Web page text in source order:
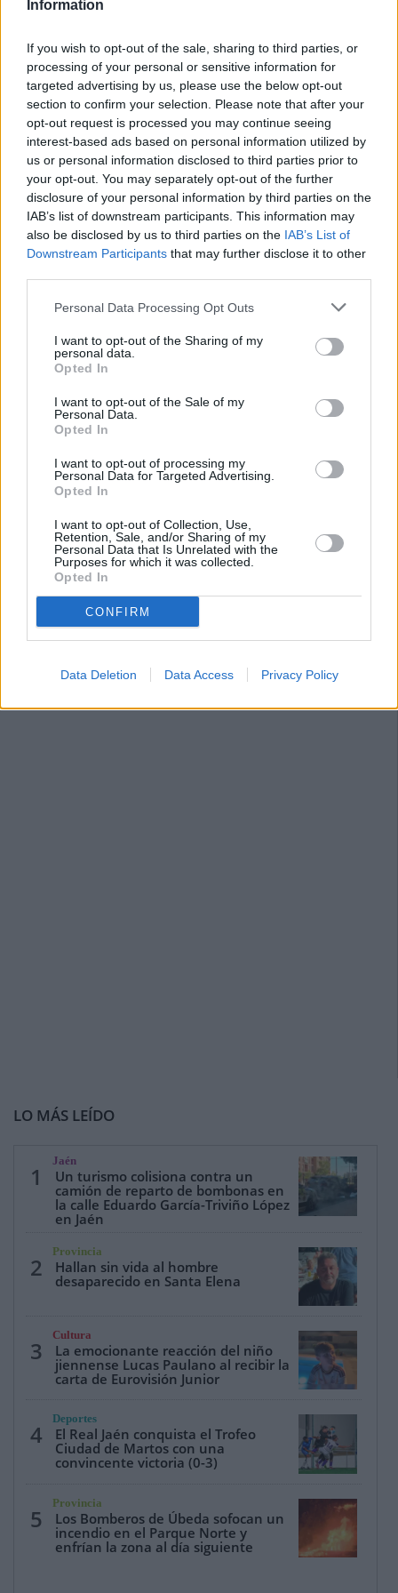
Information
If you wish to opt-out of the sale, sharing to third parties, or
processing of your personal or sensitive information for
targeted advertising by us, please use the below opt-out
section to confirm your selection. Please note that after your
opt-out request is processed you may continue seeing
interest-based ads based on personal information utilized by
us or personal information disclosed to third parties prior to
your opt-out. You may separately opt-out of the further
disclosure of your personal information by third parties on the
IAB’s list of downstream participants. This information may
also be disclosed by us to third parties on the IAB’s List of
Downstream Participants that may further disclose it to other
Personal Data Processing Opt Outs
I want to opt-out of the Sharing of my
personal data.
Opted In
I want to opt-out of the Sale of my
Personal Data.
Opted In
I want to opt-out of processing my
Personal Data for Targeted Advertising.
Opted In
I want to opt-out of Collection, Use,
Retention, Sale, and/or Sharing of my
Personal Data that Is Unrelated with the
Purposes for which it was collected.
Opted In
CONFIRM
Data Deletion Data Access Privacy Policy
el siguiente Congreso de la Abadía, actualmente indaga
es miembro de instituciones como el Instituto de Estudios
Giennenses y de la Academia de Córdoba.
LO MÁS LEÍDO
1
Jaén
Un turismo colisiona contra un
camión de reparto de bombonas en
la calle Eduardo García-Triviño López
en Jaén
2
Provincia
Hallan sin vida al hombre
desaparecido en Santa Elena
3
Cultura
La emocionante reacción del niño
jiennense Lucas Paulano al recibir la
carta de Eurovisión Junior
4
Deportes
El Real Jaén conquista el Trofeo
Ciudad de Martos con una
convincente victoria (0-3)
5
Provincia
Los Bomberos de Úbeda sofocan un
incendio en el Parque Norte y
enfrían la zona al día siguiente